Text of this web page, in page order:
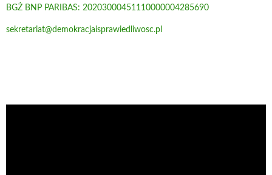
BGŻ BNP PARIBAS: 20203000451110000004285690
sekretariat@demokracjaisprawiedliwosc.pl